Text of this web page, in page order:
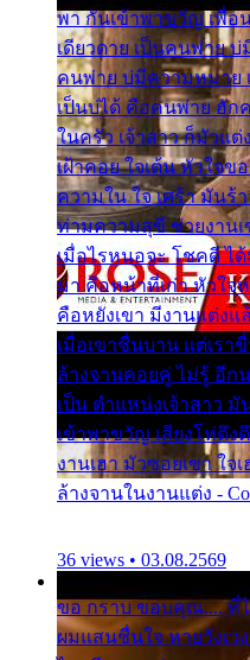
พา กันเข้าพาขวัญ เพื่อ
เดียวดาย เป็นคนพ่าย บ่
คนพ่าย บ่มีความหมาย เ
เป็นบ่ได้ คือคนพ่าย ฮัก
ในครัว เจ้าสาว ก็มัวแต่
เฝ้าคอย ใจเต้น หัวใจข
ความใน ใจ เศร้า มันร้
ท่ามความสุขี ช่วยงานเ
เมื่อไรหนอจะ โชคดี ไ
มา คือหน้าที่เก่า หัวใจ
คือหยังเขา มีงานแต่งแ
เมื่อเขาชื่นบาน แต่เรา
ล้างจานคอยคู่ ไม่รู้ อีก
เป็น ตำแหน่งเจ้าสาว
เข้าพาขวัญ เสียงโห่ตึง
งานเฮา มัวซอยเขา ใ
ล้างจานในงานแต่ง -
36 views • 03.08.2569
ขอ กราบ ขอบคุณ.... ที่
ผมแสนชื่นใจ หายวังเว